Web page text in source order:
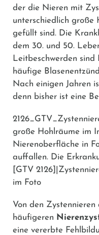
der die Nieren mit
unterschiedlich große
gefüllt sind. Die
dem 30. und 50.
Leitbeschwerden
häufige
Nach einigen Jahren
denn bisher ist eine
große Hohlräume im
Nierenoberfläche in
auffallen. Die
[GTV
im Foto
Von den
häufigeren
eine vererbte